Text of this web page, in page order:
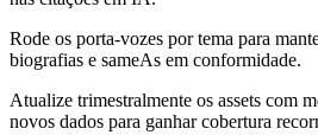
Rode os porta-vozes por tema para
biografias e sameAs em conformidade.
Atualize trimestralmente os assets com
novos dados para ganhar cobertura